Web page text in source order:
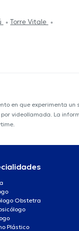
Torre Vitale
en que experimenta
videollamada. La
Obstetra
Plástico